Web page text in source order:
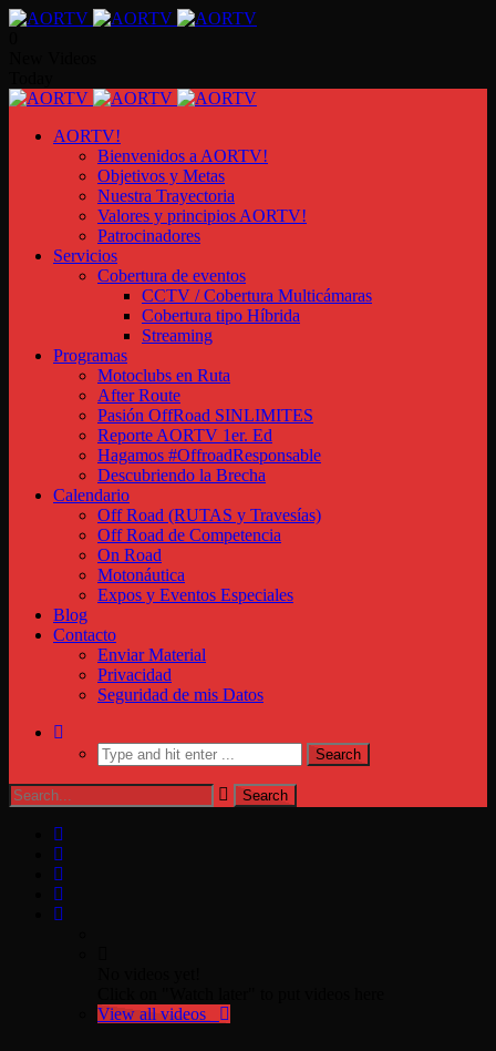
AORTV!
Bienvenidos a AORTV!
Objetivos y Metas
Nuestra Trayectoria
Valores y principios AORTV!
Patrocinadores
Servicios
Cobertura de eventos
CCTV / Cobertura Multicámaras
Cobertura tipo Híbrida
Streaming
Programas
Motoclubs en Ruta
After Route
Pasión OffRoad SINLIMITES
Reporte AORTV 1er. Ed
Hagamos #OffroadResponsable
Descubriendo la Brecha
Calendario
Off Road (RUTAS y Travesías)
Off Road de Competencia
On Road
Motonáutica
Expos y Eventos Especiales
Blog
Contacto
Enviar Material
Privacidad
Seguridad de mis Datos
View all videos